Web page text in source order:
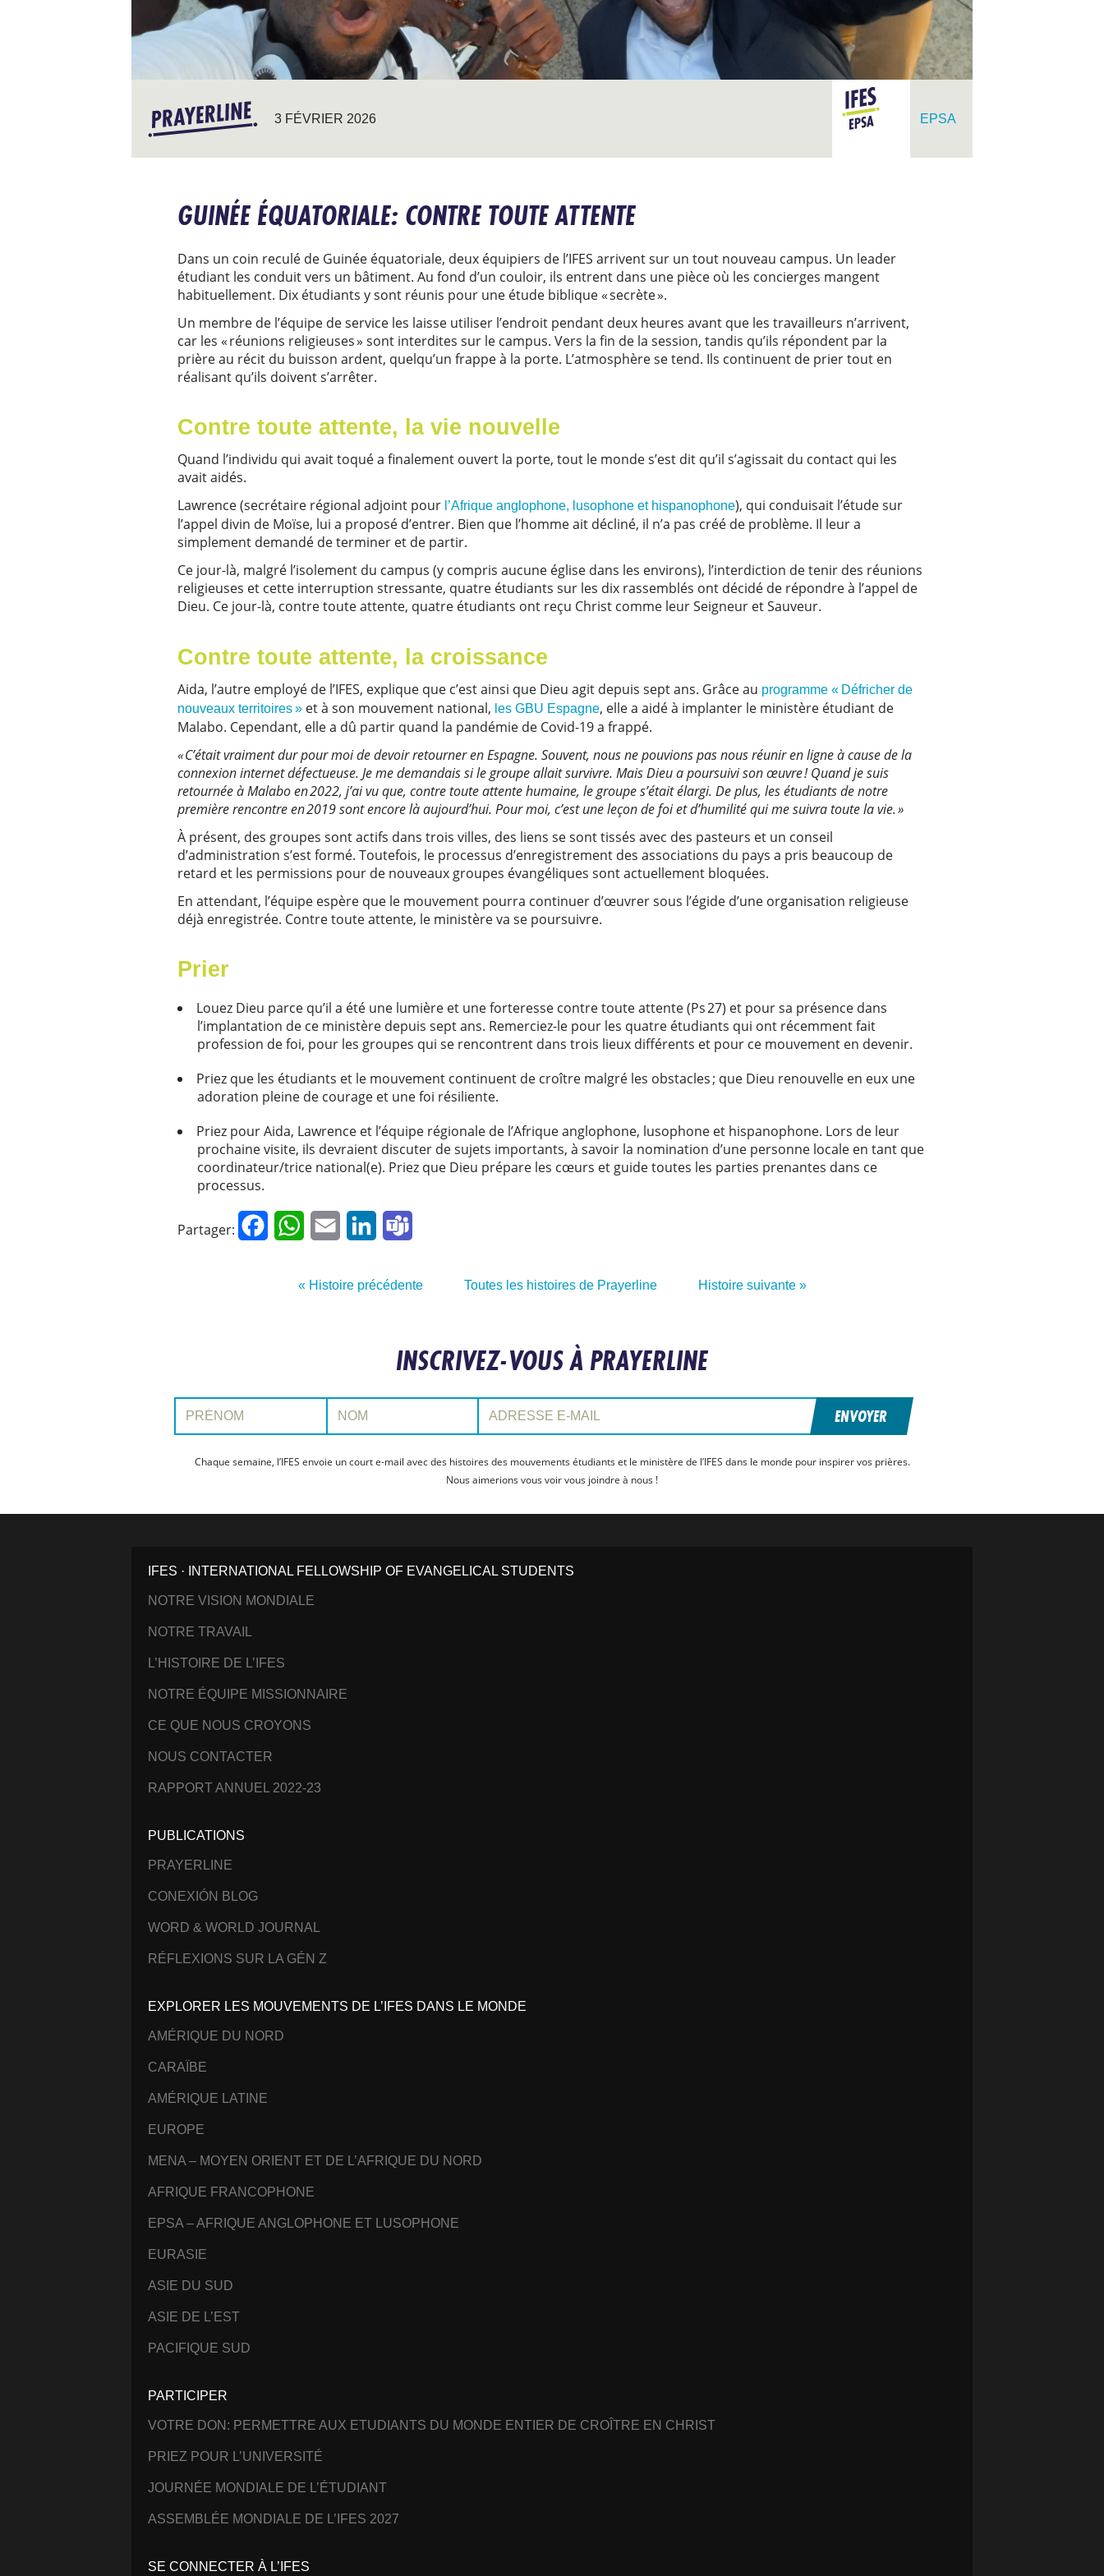
3 FÉVRIER 2026 EPSA
GUINÉE ÉQUATORIALE: CONTRE TOUTE ATTENTE
Dans un coin reculé de Guinée équatoriale, deux équipiers de l’IFES arrivent sur un tout nouveau campus. Un leader
étudiant les conduit vers un bâtiment. Au fond d’un couloir, ils entrent dans une pièce où les concierges mangent
habituellement. Dix étudiants y sont réunis pour une étude biblique « secrète ».
Un membre de l’équipe de service les laisse utiliser l’endroit pendant deux heures avant que les travailleurs n’arrivent,
car les « réunions religieuses » sont interdites sur le campus. Vers la fin de la session, tandis qu’ils répondent par la
prière au récit du buisson ardent, quelqu’un frappe à la porte. L’atmosphère se tend. Ils continuent de prier tout en
réalisant qu’ils doivent s’arrêter.
Contre toute attente, la vie nouvelle
Quand l’individu qui avait toqué a finalement ouvert la porte, tout le monde s’est dit qu’il s’agissait du contact qui les
avait aidés.
Lawrence (secrétaire régional adjoint pour l’Afrique anglophone, lusophone et hispanophone), qui conduisait l’étude sur
l’appel divin de Moïse, lui a proposé d’entrer. Bien que l’homme ait décliné, il n’a pas créé de problème. Il leur a
simplement demandé de terminer et de partir.
Ce jour-là, malgré l’isolement du campus (y compris aucune église dans les environs), l’interdiction de tenir des réunions
religieuses et cette interruption stressante, quatre étudiants sur les dix rassemblés ont décidé de répondre à l’appel de
Dieu. Ce jour-là, contre toute attente, quatre étudiants ont reçu Christ comme leur Seigneur et Sauveur.
Contre toute attente, la croissance
Aida, l’autre employé de l’IFES, explique que c’est ainsi que Dieu agit depuis sept ans. Grâce au programme « Défricher de
nouveaux territoires » et à son mouvement national, les GBU Espagne, elle a aidé à implanter le ministère étudiant de
Malabo. Cependant, elle a dû partir quand la pandémie de Covid-19 a frappé.
« C’était vraiment dur pour moi de devoir retourner en Espagne. Souvent, nous ne pouvions pas nous réunir en ligne à cause de la
connexion internet défectueuse. Je me demandais si le groupe allait survivre. Mais Dieu a poursuivi son œuvre ! Quand je suis
retournée à Malabo en 2022, j’ai vu que, contre toute attente humaine, le groupe s’était élargi. De plus, les étudiants de notre
première rencontre en 2019 sont encore là aujourd’hui. Pour moi, c’est une leçon de foi et d’humilité qui me suivra toute la vie. »
À présent, des groupes sont actifs dans trois villes, des liens se sont tissés avec des pasteurs et un conseil
d’administration s’est formé. Toutefois, le processus d’enregistrement des associations du pays a pris beaucoup de
retard et les permissions pour de nouveaux groupes évangéliques sont actuellement bloquées.
En attendant, l’équipe espère que le mouvement pourra continuer d’œuvrer sous l’égide d’une organisation religieuse
déjà enregistrée. Contre toute attente, le ministère va se poursuivre.
Prier
Louez Dieu parce qu’il a été une lumière et une forteresse contre toute attente (Ps 27) et pour sa présence dans
l’implantation de ce ministère depuis sept ans. Remerciez-le pour les quatre étudiants qui ont récemment fait
profession de foi, pour les groupes qui se rencontrent dans trois lieux différents et pour ce mouvement en devenir.
Priez que les étudiants et le mouvement continuent de croître malgré les obstacles ; que Dieu renouvelle en eux une
adoration pleine de courage et une foi résiliente.
Priez pour Aida, Lawrence et l’équipe régionale de l’Afrique anglophone, lusophone et hispanophone. Lors de leur
prochaine visite, ils devraient discuter de sujets importants, à savoir la nomination d’une personne locale en tant que
coordinateur/trice national(e). Priez que Dieu prépare les cœurs et guide toutes les parties prenantes dans ce
processus.
Partager: FacebookWhatsApp
Email LinkedIn
« Histoire précédente Toutes les histoires de Prayerline Histoire suivante »
INSCRIVEZ-VOUS À PRAYERLINE
Prénom: Nom: Adresse e-mail:
ENVOYER
Chaque semaine, l’IFES envoie un court e-mail avec des histoires des mouvements étudiants et le ministère de l’IFES dans le monde pour inspirer vos prières.
Nous aimerions vous voir vous joindre à nous !
IFES · INTERNATIONAL FELLOWSHIP OF EVANGELICAL STUDENTS
NOTRE VISION MONDIALE
NOTRE TRAVAIL
L’HISTOIRE DE L’IFES
NOTRE ÉQUIPE MISSIONNAIRE
CE QUE NOUS CROYONS
NOUS CONTACTER
RAPPORT ANNUEL 2022-23
PUBLICATIONS
PRAYERLINE
CONEXIÓN BLOG
WORD & WORLD JOURNAL
RÉFLEXIONS SUR LA GÉN Z
EXPLORER LES MOUVEMENTS DE L’IFES DANS LE MONDE
AMÉRIQUE DU NORD
CARAÏBE
AMÉRIQUE LATINE
EUROPE
MENA – MOYEN ORIENT ET DE L’AFRIQUE DU NORD
AFRIQUE FRANCOPHONE
EPSA – AFRIQUE ANGLOPHONE ET LUSOPHONE
EURASIE
ASIE DU SUD
ASIE DE L’EST
PACIFIQUE SUD
PARTICIPER
VOTRE DON: PERMETTRE AUX ETUDIANTS DU MONDE ENTIER DE CROÎTRE EN CHRIST
PRIEZ POUR L’UNIVERSITÉ
JOURNÉE MONDIALE DE L’ÉTUDIANT
ASSEMBLÉE MONDIALE DE L’IFES 2027
SE CONNECTER À L’IFES